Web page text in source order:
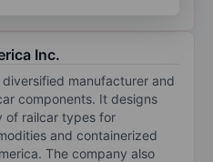
Inc.
manufacturer and
components. It designs
of railcar types for
and containerized
The company also